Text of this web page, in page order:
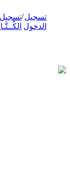
تسجيل
الدخول
/تسجيل